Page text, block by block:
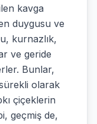
kavga
duygusu ve
kurnazlık,
ve geride
Bunlar,
olarak
çiçeklerin
geçmiş de,